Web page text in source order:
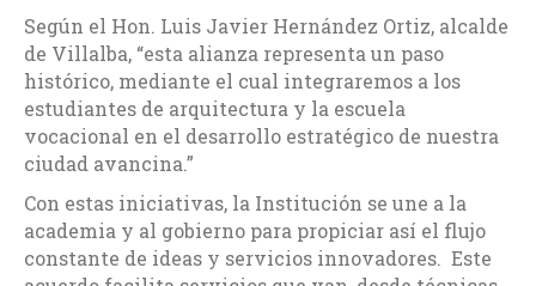
Según el Hon. Luis Javier Hernández Ortiz, alcalde
de Villalba, “esta alianza representa un paso
histórico, mediante el cual integraremos a los
estudiantes de arquitectura y la escuela
vocacional en el desarrollo estratégico de nuestra
ciudad avancina.”
Con estas iniciativas, la Institución se une a la
academia y al gobierno para propiciar así el flujo
constante de ideas y servicios innovadores. Este